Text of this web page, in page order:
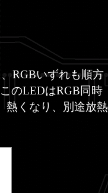
RGBいずれも順方
のLEDはRGB同時
熱くなり、別途放熱